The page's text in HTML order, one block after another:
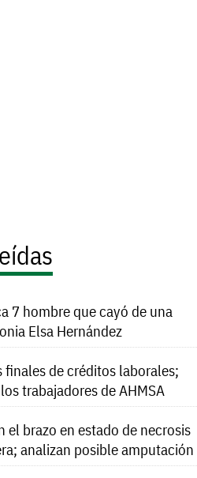
7 hombre que cayó de una
Elsa Hernández
finales de créditos laborales;
trabajadores de AHMSA
el brazo en estado de necrosis
analizan posible amputación